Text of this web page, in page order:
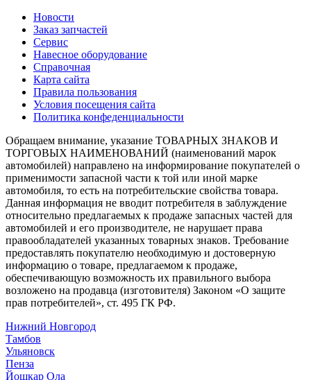
Новости
Заказ запчастей
Сервис
Навесное оборудование
Справочная
Карта сайта
Правила пользования
Условия посещения сайта
Политика конфеденциальности
Обращаем внимание, указание ТОВАРНЫХ ЗНАКОВ И
ТОРГОВЫХ НАИМЕНОВАНИЙ (наименований марок
автомобилей) направлено на информирование покупателей о
применимости запасной части к той или иной марке
автомобиля, то есть на потребительские свойства товара.
Данная информация не вводит потребителя в заблуждение
относительно предлагаемых к продаже запасных частей для
автомобилей и его производителе, не нарушает права
правообладателей указанных товарных знаков. Требование
предоставлять покупателю необходимую и достоверную
информацию о товаре, предлагаемом к продаже,
обеспечивающую возможность их правильного выбора
возложено на продавца (изготовителя) Законом «О защите
прав потребителей», ст. 495 ГК РФ.
Нижний Новгород
Тамбов
Ульяновск
Пенза
Йошкар Ола